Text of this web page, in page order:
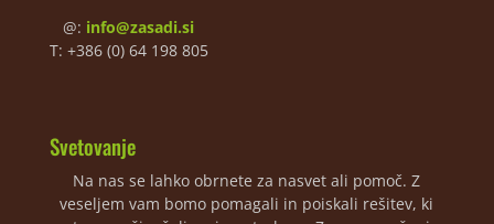
@: info@zasadi.si
T: +386 (0) 64 198 805
Svetovanje
Na nas se lahko obrnete za nasvet ali pomoč. Z
veseljem vam bomo pomagali in poiskali rešitev, ki